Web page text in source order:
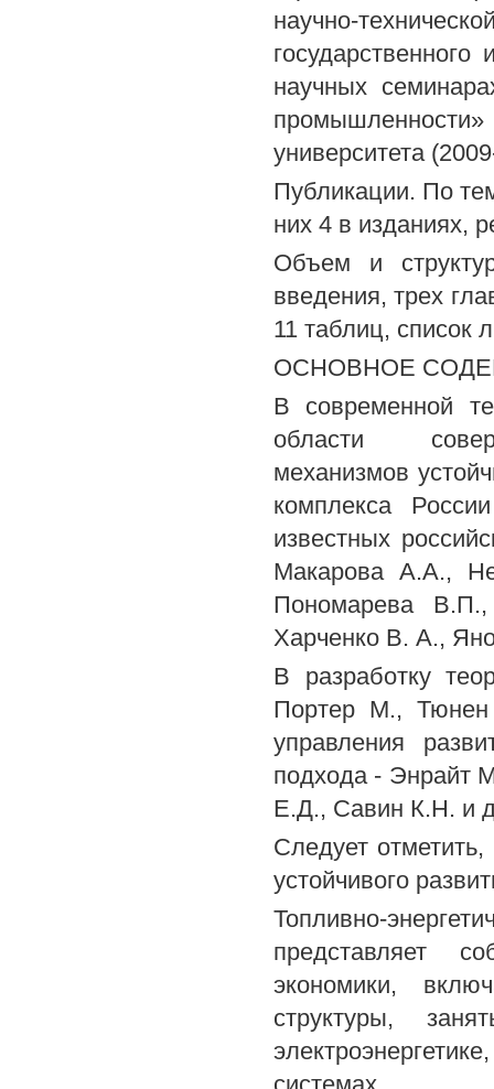
научно-
государственного
научных
университета
Публикации. По
них 4 в изданиях,
Объем и
введения, трех
11 таблиц, список
ОСНОВНОЕ
В современной
области
механизмов
комплекса
известных
Макарова A.A.,
Пономарева
Харченко В. А.,
В разработку
Портер М.,
управления
подхода - Энрайт
Е.Д., Савин К.Н. и
Следует
устойчивого
Топливно-
представляет
экономики,
структуры,